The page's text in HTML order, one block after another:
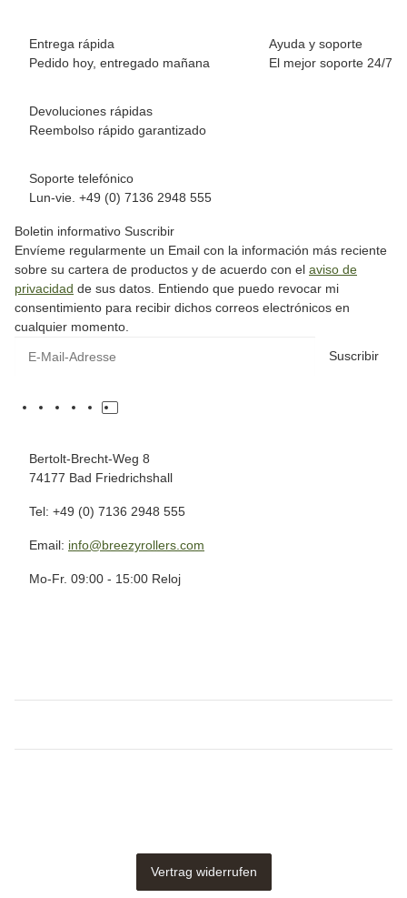
Entrega rápida
Pedido hoy, entregado mañana
Ayuda y soporte
El mejor soporte 24/7
Devoluciones rápidas
Reembolso rápido garantizado
Soporte telefónico
Lun-vie. +49 (0) 7136 2948 555
Boletin informativo Suscribir
Envíeme regularmente un Email con la información más reciente
sobre su cartera de productos y de acuerdo con el aviso de
privacidad de sus datos. Entiendo que puedo revocar mi
consentimiento para recibir dichos correos electrónicos en
cualquier momento.
Suscribir
Bertolt-Brecht-Weg 8
74177 Bad Friedrichshall
Tel: +49 (0) 7136 2948 555
Email: info@breezyrollers.com
Mo-Fr. 09:00 - 15:00 Reloj
Vertrag widerrufen